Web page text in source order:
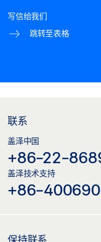
写信给我们
跳转至表格
联系
盖泽中国
+86-22-
盖泽技术支持
+86-
保持联系